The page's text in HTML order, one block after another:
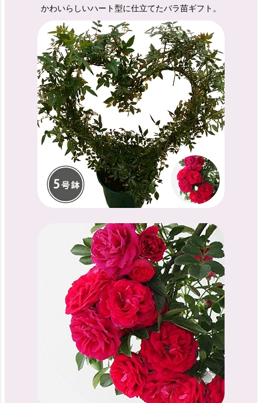
かわいらしいハート型に仕立てたバラ苗ギフト。